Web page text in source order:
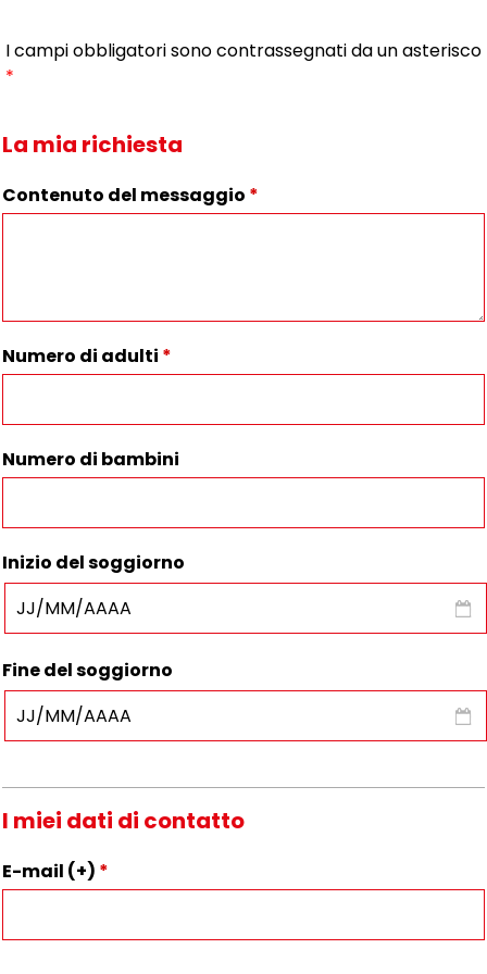
I campi obbligatori sono contrassegnati da un asterisco
*
La mia richiesta
Contenuto del messaggio *
Numero di adulti *
Numero di bambini
Inizio del soggiorno
Fine del soggiorno
I miei dati di contatto
E-mail (+) *